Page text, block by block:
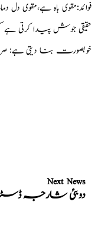
فوائد:مقوی باہ
حقیقی جوش پیدا کرتی
خوبصورت بنا دیتی ہے:
Next News
دوبئی شارجہ